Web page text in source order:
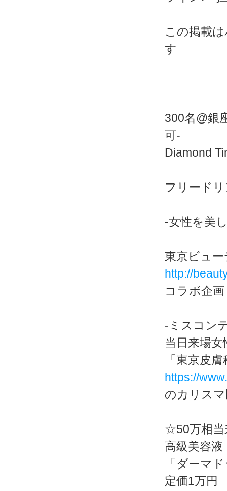
この掲載
す
300名@銀
可-
Diamond
フリード
-女性を美
東京ビュ
http://
コラボ企画
-ミスコン
当日来場
「東京皮
https://
のカリス
☆50万相
高級美容液
「ダーマ
定価1万円